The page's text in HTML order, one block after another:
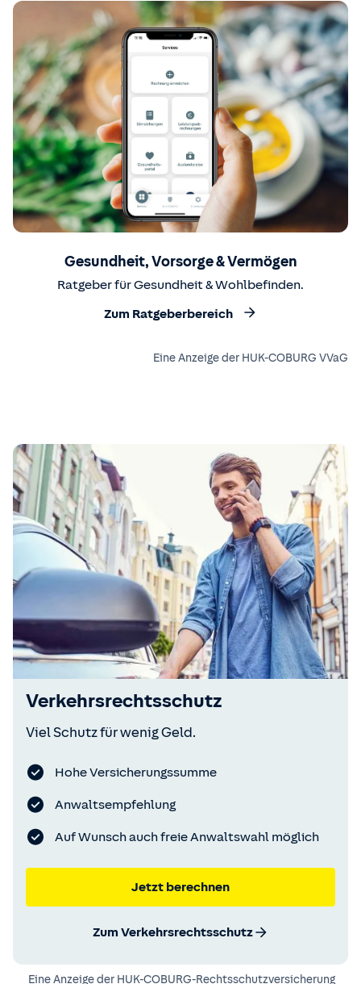
Gesundheit, Vorsorge & Vermögen
Ratgeber für Gesundheit & Wohlbefinden.
Zum Ratgeberbereich
Eine Anzeige der HUK-COBURG VVaG
Verkehrsrechtsschutz
Viel Schutz für wenig Geld.
Hohe Versicherungssumme
Anwaltsempfehlung
Auf Wunsch auch freie Anwaltswahl möglich
Jetzt berechnen
Zum Verkehrsrechtsschutz
Eine Anzeige der HUK-COBURG-Rechtsschutzversicherung